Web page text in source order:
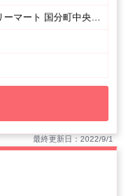
勾当台公園駅より徒歩5分 / ファミリーマート 国分町中央店の斜め向かいです。
最終更新日：2022/9/1